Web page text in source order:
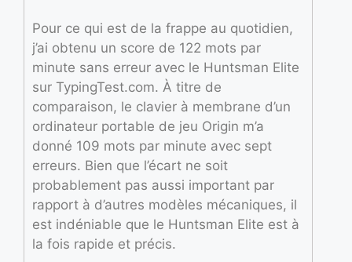
Pour ce qui est de la frappe au quotidien,
j’ai obtenu un score de 122 mots par
minute sans erreur avec le Huntsman Elite
sur TypingTest.com. À titre de
comparaison, le clavier à membrane d’un
ordinateur portable de jeu Origin m’a
donné 109 mots par minute avec sept
erreurs. Bien que l’écart ne soit
probablement pas aussi important par
rapport à d’autres modèles mécaniques, il
est indéniable que le Huntsman Elite est à
la fois rapide et précis.